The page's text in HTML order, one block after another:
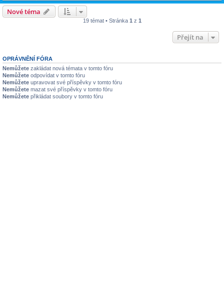
Nové téma
19 témat • Stránka 1 z 1
Přejít na
OPRÁVNĚNÍ FÓRA
Nemůžete zakládat nová témata v tomto fóru
Nemůžete odpovídat v tomto fóru
Nemůžete upravovat své příspěvky v tomto fóru
Nemůžete mazat své příspěvky v tomto fóru
Nemůžete přikládat soubory v tomto fóru